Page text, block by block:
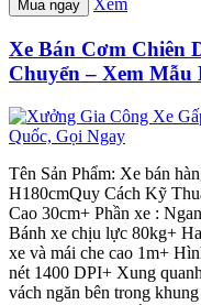
Mua ngay Xem
Xe Bán Cơm Chiên
Chuyển – Xem
Tên Sản Phẩm: Xe bán
H180cmQuy Cách Kỹ
Cao 30cm+ Phần xe :
Bánh xe chịu lực 80kg+
xe và mái che cao 1m+
nét 1400 DPI+ Xung
vách ngăn bên trong